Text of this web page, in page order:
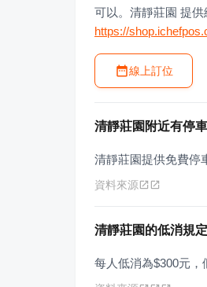
可以。清靜莊園 提
https://
線上訂位
清靜莊園附近有停
清靜莊園提供免費停
資料來源
清靜莊園的低消規
每人低消為$300元，